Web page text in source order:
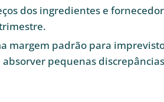
dos ingredientes e
margem padrão para
absorver pequenas